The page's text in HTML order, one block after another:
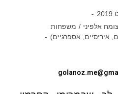
אלפיני / משפחות
איריסיים, אספרגיים)